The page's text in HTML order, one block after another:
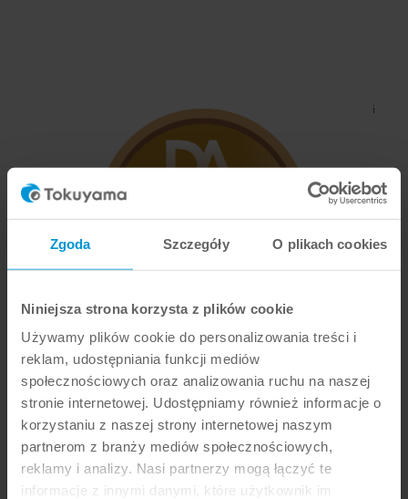
Zgoda Szczegóły O plikach cookies
Niniejsza strona korzysta z plików cookie
Używamy plików cookie do personalizowania treści i
reklam, udostępniania funkcji mediów
społecznościowych oraz analizowania ruchu na naszej
stronie internetowej. Udostępniamy również informacje o
korzystaniu z naszej strony internetowej naszym
partnerom z branży mediów społecznościowych,
reklamy i analizy. Nasi partnerzy mogą łączyć te
informacje z innymi danymi, które użytkownik im
i
Zdobywca TOP AWARD od 2022 roku
Międzynarodowy magazyn branżowy DENTAL
ADVISOR ze swoimi corocznymi nagrodami „Top
Awards” jest uznawany za punkt odniesienia dla
niezależnych ocen produktów stomatologicznych.
Kompozyty OMNICHROMA firmy TOKUYAMA